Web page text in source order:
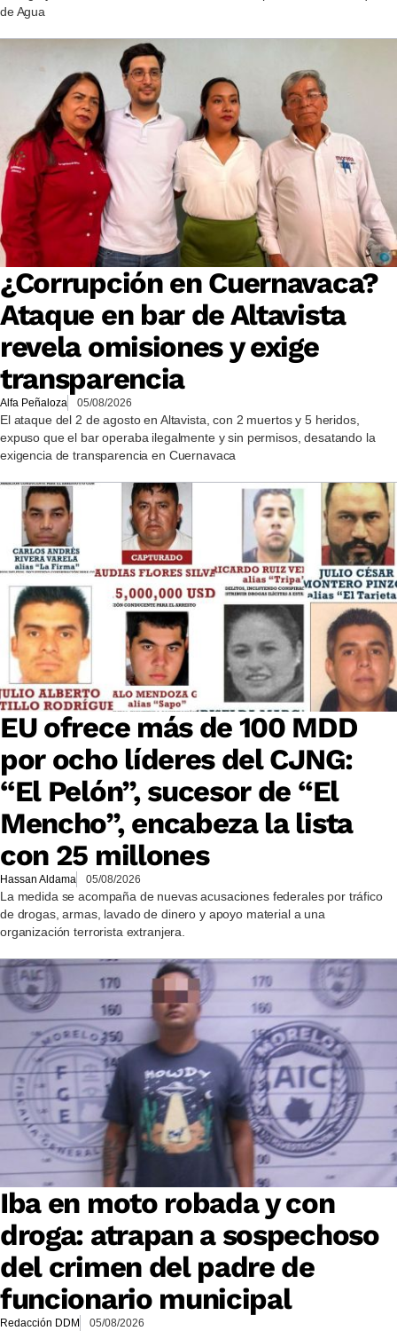
de Agua
¿Corrupción en Cuernavaca?
Ataque en bar de Altavista
revela omisiones y exige
transparencia
Alfa Peñaloza 05/08/2026
El ataque del 2 de agosto en Altavista, con 2 muertos y 5 heridos,
expuso que el bar operaba ilegalmente y sin permisos, desatando la
exigencia de transparencia en Cuernavaca
EU ofrece más de 100 MDD
por ocho líderes del CJNG:
“El Pelón”, sucesor de “El
Mencho”, encabeza la lista
con 25 millones
Hassan Aldama 05/08/2026
La medida se acompaña de nuevas acusaciones federales por tráfico
de drogas, armas, lavado de dinero y apoyo material a una
organización terrorista extranjera.
Iba en moto robada y con
droga: atrapan a sospechoso
del crimen del padre de
funcionario municipal
Redacción DDM 05/08/2026